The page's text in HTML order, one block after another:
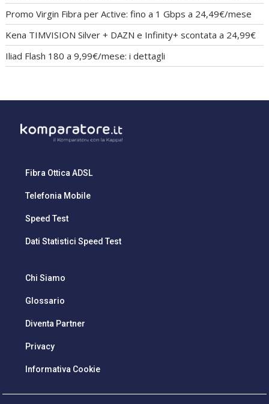
Promo Virgin Fibra per Active: fino a 1 Gbps a 24,49€/mese
Kena TIMVISION Silver + DAZN e Infinity+ scontata a 24,99€
Iliad Flash 180 a 9,99€/mese: i dettagli
Fibra Ottica ADSL
Telefonia Mobile
Speed Test
Dati Statistici Speed Test
Chi Siamo
Glossario
Diventa Partner
Privacy
Informativa Cookie